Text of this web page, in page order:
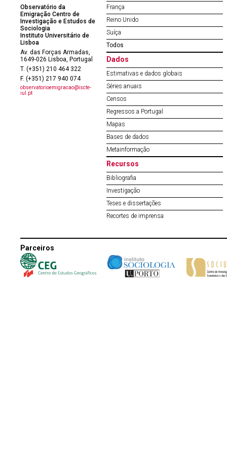
Observatório da
Emigração Centro de
Investigação e Estudos de
Sociologia
Instituto Universitário de
Lisboa
Av. das Forças Armadas,
1649-026 Lisboa, Portugal
T. (+351) 210 464 322
F. (+351) 217 940 074
observatorioemigracao@iscte-
iul.pt
França
Reino Unido
Suíça
Todos
Dados
Estimativas e dados globais
Séries anuais
Censos
Regressos a Portugal
Mapas
Bases de dados
Metainformação
Recursos
Bibliografia
Investigação
Teses e dissertações
Recortes de imprensa
Parceiros